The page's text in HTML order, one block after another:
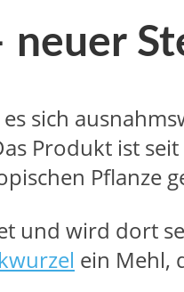
neuer
sich
Produkt ist
Pflanze
und wird dort
ein Mehl,